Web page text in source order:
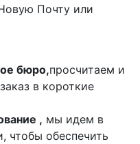
Почту или
бюро,просчитаем и
в короткие
, мы идем в
чтобы обеспечить